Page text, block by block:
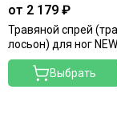
от 2 179 ₽
Травяной спрей
лосьон) для ног NEW
Выбрать